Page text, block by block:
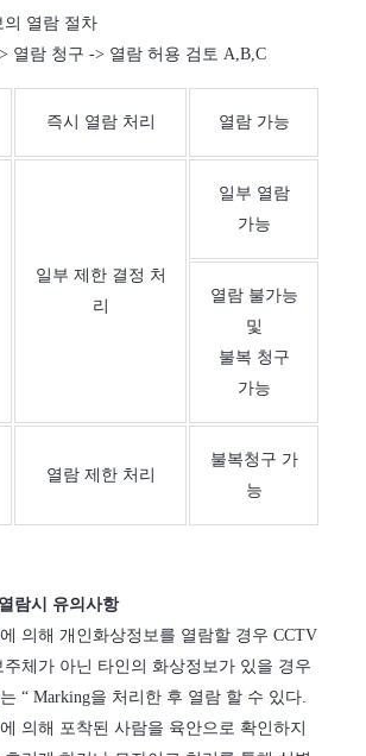
의 열람 절차
열람 청구 -> 열람 허용 검토 A,B,C
즉시 열람 처리 열람 가능
일부 제한 결정 처
리
일부 열람
가능
열람 불가능
및
불복 청구
가능
열람 제한 처리
불복청구 가
능
람시 유의사항
의해 개인화상정보를 열람할 경우 CCTV
체가 아닌 타인의 화상정보가 있을 경우
“ Marking을 처리한 후 열람 할 수 있다.
의해 포착된 사람을 육안으로 확인하지